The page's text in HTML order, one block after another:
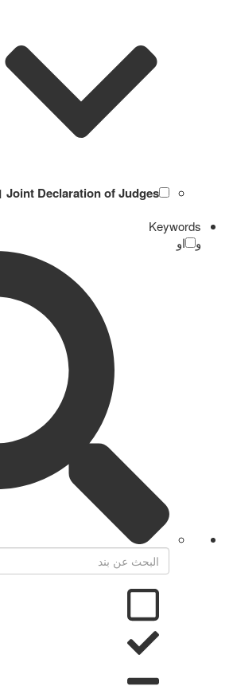
Joint Declaration of Judges
Keywords
و
او